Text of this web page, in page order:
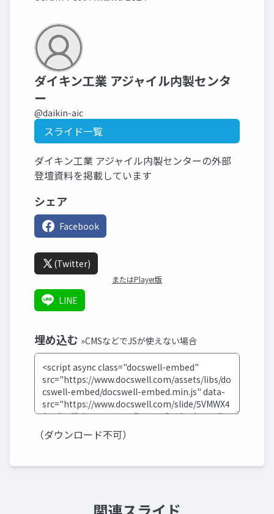
ダイキン工業 アジャイル内製センタ
ー
@daikin-aic
スライド一覧
ダイキン工業 アジャイル内製センターの外部
登壇資料を掲載しています
シェア
Facebook
(Twitter)
またはPlayer版
LINE
埋め込む »CMSなどでJSが使えない場合
（ダウンロード不可）